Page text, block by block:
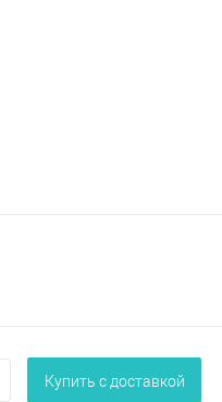
Купить c доставкой